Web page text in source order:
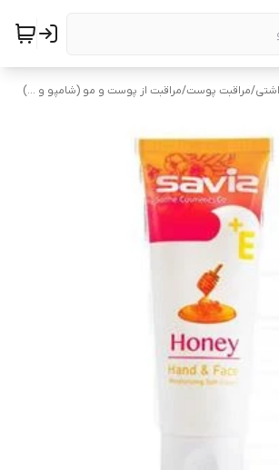
/مراقبت پوست/مراقبت از پوست و مو (شامپو و ...)